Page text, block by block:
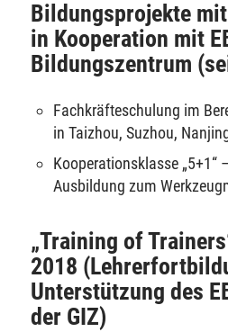
Bildungsprojekte
in Kooperation mit
Bildungszentrum
Fachkräfteschulung im
in Taizhou, Suzhou,
Kooperationsklasse „5+1“
Ausbildung zum
„Training of
2018
Unterstützung des
der GIZ)